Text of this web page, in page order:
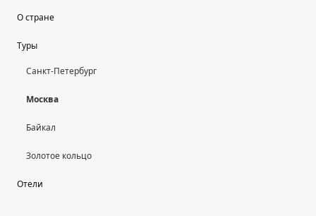
О стране
Туры
Санкт-Петербург
Москва
Байкал
Золотое кольцо
Отели